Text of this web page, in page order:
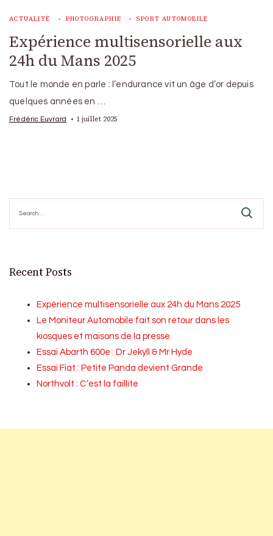
ACTUALITÉ PHOTOGRAPHIE SPORT AUTOMOBILE
Expérience multisensorielle aux
24h du Mans 2025
Tout le monde en parle : l’endurance vit un âge d’or depuis
quelques années en …
Frédéric Euvrard 1 juillet 2025
for:
Recent Posts
Expérience multisensorielle aux 24h du Mans 2025
Le Moniteur Automobile fait son retour dans les
kiosques et maisons de la presse
Essai Abarth 600e : Dr Jekyll & Mr Hyde
Essai Fiat : Petite Panda devient Grande
Northvolt : C’est la faillite